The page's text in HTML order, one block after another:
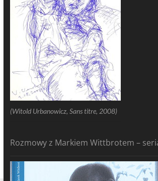
(Witold Urbanowicz, Sans titre, 2008)
Rozmowy z Markiem Wittbrotem –